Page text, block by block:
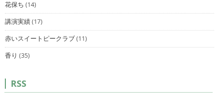
花保ち (14)
講演実績(17)
赤いスイートピークラブ(11)
香り (35)
RSS